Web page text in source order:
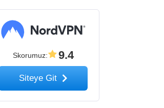
Skorumuz: 9.4
Siteye Git